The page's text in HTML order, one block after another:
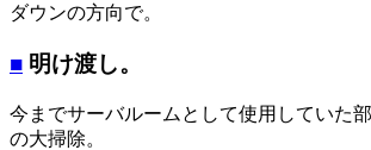
ダウンの方向で。
■ 明け渡し。
今までサーバルームとして使用していた
の大掃除。